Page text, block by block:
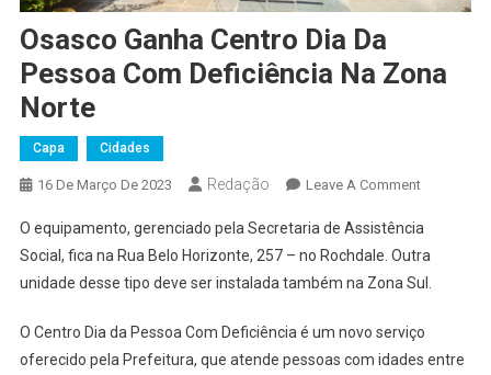
Osasco Ganha Centro Dia Da
Pessoa Com Deficiência Na Zona
Norte
Capa Cidades
16 De Março De 2023 Redação Leave A CommentOn
Ganha
Centro
Dia
Pessoa
Com
O equipamento, gerenciado pela Secretaria de Assistência
Social, fica na Rua Belo Horizonte, 257 – no Rochdale. Outra
unidade desse tipo deve ser instalada também na Zona Sul.
O Centro Dia da Pessoa Com Deficiência é um novo serviço
oferecido pela Prefeitura, que atende pessoas com idades entre